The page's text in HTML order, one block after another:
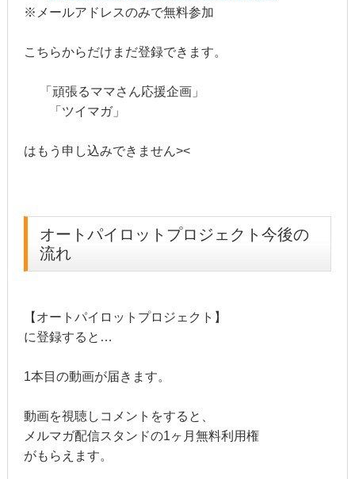
※メールアドレスのみで無料参加
こちらからだけまだ登録できます。
「頑張るママさん応援企画」
「ツイマガ」
はもう申し込みできません><
オートパイロットプロジェクト 今後の
流れ
【オートパイロットプロジェクト】
に登録すると…
1本目の動画が届きます。
動画を視聴しコメントをすると、
メルマガ配信スタンドの1ヶ月無料利用権
がもらえます。